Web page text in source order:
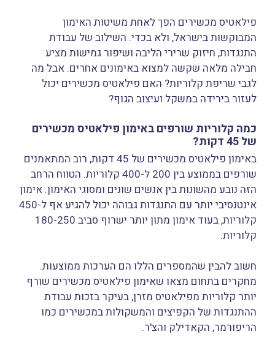
פילאטיס מכשירים הפך לאחת משיטות האימון
המבוקשות בישראל, ולא בכדי. השילוב של עבודת
התנגדות, חיזוק שרירי הליבה ושיפור גמישות מציע
חבילה מלאה שקשה למצוא באימונים אחרים. אבל מה
לגבי שריפת קלוריות? האם פילאטיס מכשירים יכול
לעזור בירידה במשקל ועיצוב הגוף?
כמה קלוריות שורפים באימון פילאטיס מכשירים
של 45 דקות?
באימון פילאטיס מכשירים של 45 דקות, רוב המתאמנים
שורפים בממוצע בין 200 ל-400 קלוריות. הטווח הרחב
הזה נובע מהשונות בין אנשים שונים ומסוגי האימון. אימון
אינטנסיבי יותר עם התנגדות גבוהה יכול להגיע אף ל-450
קלוריות, בעוד אימון מתון יותר ישרוף סביב 180-250
קלוריות.
חשוב להבין שהמספרים הללו הם הערכות ממוצעות.
מחקרים בתחום מצאו שאימון פילאטיס מכשירים שורף
יותר קלוריות מפילאטיס מזרן, בעיקר בזכות עבודת
ההתנגדות של הקפיצים והמשקולות במכשירים כמו
הריפורמר, הקאדילק והצ'ר.